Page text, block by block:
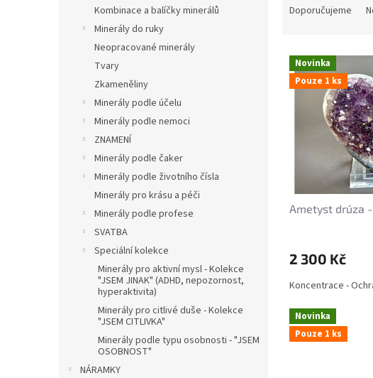
Kombinace a balíčky minerálů
Minerály do ruky
Neopracované minerály
Tvary
Zkameněliny
Minerály podle účelu
Minerály podle nemoci
ZNAMENÍ
Minerály podle čaker
Minerály podle životního čísla
Minerály pro krásu a péči
Minerály podle profese
SVATBA
Speciální kolekce
Minerály pro aktivní mysl - Kolekce
"JSEM JINAK" (ADHD, nepozornost,
hyperaktivita)
Minerály pro citlivé duše - Kolekce
"JSEM CITLIVKA"
Minerály podle typu osobnosti - "JSEM
OSOBNOST"
NÁRAMKY
n
p
Doporučujeme
V
p
Novinka
Pouze 1 ks
Ametyst drúza
2 300 Kč
Koncentrace -
Novinka
Pouze 1 ks